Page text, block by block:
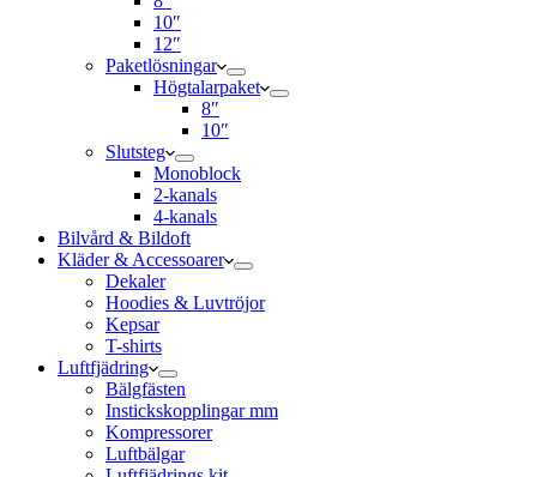
10″
12″
Paketlösningar
Högtalarpaket
8″
10″
Slutsteg
Monoblock
2-kanals
4-kanals
Bilvård & Bildoft
Kläder & Accessoarer
Dekaler
Hoodies & Luvtröjor
Kepsar
T-shirts
Luftfjädring
Bälgfästen
Instickskopplingar mm
Kompressorer
Luftbälgar